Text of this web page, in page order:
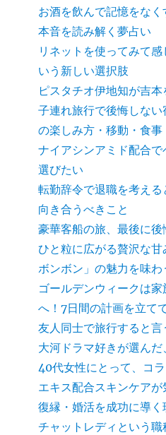
お酒を飲んで記憶をな
本音を読み解く夢占い
リネットを使ってみて
いう新しい選択肢
ピスタチオ伊地知が吉
子連れ旅行で後悔しな
の楽しみ方・移動・食
ナイアシンアミド配合
選びたい
転勤辞令で退職を考え
向き合うべきこと
豪華客船の旅、最後に後
ひと粒に広がる贅沢な
ボンボン」の魅力を味わ
ゴールデンウィークは
へ！7日間の計画を立て
友人同士で旅行すると言
大河ドラマ好きが選んだ
40代女性にとって、コ
エキス配合スキンケア
復縁・婚活を成功に導
チャットレディという